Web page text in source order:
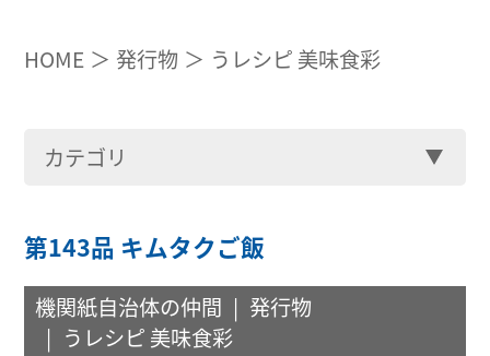
HOME 発行物 うレシピ 美味食彩
カテゴリ
第143品 キムタクご飯
機関紙自治体の仲間
発行物
うレシピ 美味食彩